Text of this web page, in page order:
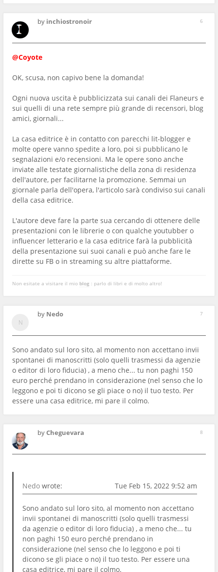
6
by inchiostronoir
@Coyote
OK, scusa, non capivo bene la domanda!
Ogni nuova uscita è pubblicizzata sui canali dei Flaneurs e
sui quelli di una rete sempre più grande di recensori, blog
amici, giornali...
La casa editrice è in contatto con parecchi lit-blogger e
molte opere vanno spedite a loro, poi si pubblicano le
segnalazioni e/o recensioni. Ma le opere sono anche
inviate alle testate giornalistiche della zona di residenza
dell'autore, per facilitarne la promozione. Semmai un
giornale parla dell'opera, l'articolo sarà condiviso sui canali
della casa editrice.
L'autore deve fare la parte sua cercando di ottenere delle
presentazioni con le librerie o con qualche youtubber o
influencer letterario e la casa editrice farà la pubblicità
della presentazione sui suoi canali e può anche fare le
dirette su FB o in streaming su altre piattaforme.
Non esitate a visitare il mio blog : parlo di libri e di molto altro!
7
by Nedo
Sono andato sul loro sito, al momento non accettano invii
spontanei di manoscritti (solo quelli trasmessi da agenzie
o editor di loro fiducia) , a meno che... tu non paghi 150
euro perché prendano in considerazione (nel senso che lo
leggono e poi ti dicono se gli piace o no) il tuo testo. Per
essere una casa editrice, mi pare il colmo.
8
byCheguevara
Nedo wrote: Tue Feb 15, 2022 9:52 am
Sono andato sul loro sito, al momento non accettano
invii spontanei di manoscritti (solo quelli trasmessi
da agenzie o editor di loro fiducia) , a meno che... tu
non paghi 150 euro perché prendano in
considerazione (nel senso che lo leggono e poi ti
dicono se gli piace o no) il tuo testo. Per essere una
casa editrice, mi pare il colmo.